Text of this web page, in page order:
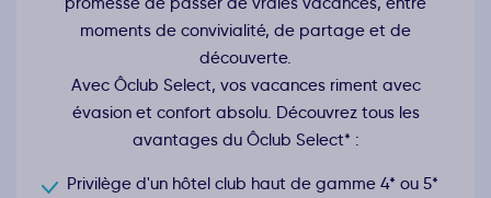
moments de convivialité, de partage et de
découverte.
Avec Ôclub Select, vos vacances riment avec
évasion et confort absolu. Découvrez tous les
avantages du Ôclub Select* :
Privilège d'un hôtel club haut de gamme 4* ou 5*